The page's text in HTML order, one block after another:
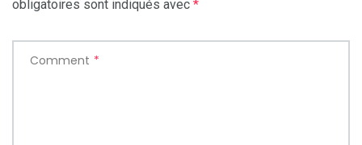
obligatoires sont indiqués avec *
Comment *